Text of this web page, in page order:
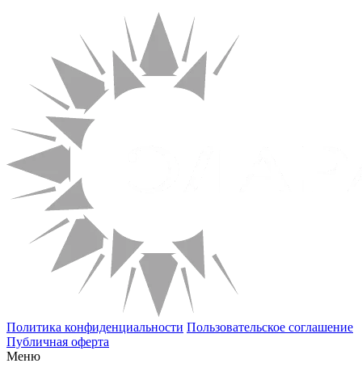
Политика конфиденциальности Пользовательское соглашение
Публичная оферта
Меню